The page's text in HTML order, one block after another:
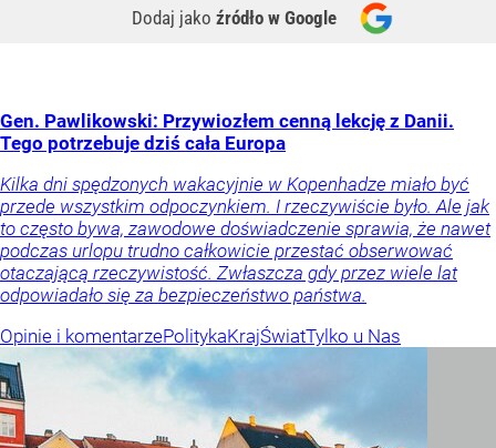
Dodaj jako źródło w Google
Gen. Pawlikowski: Przywiozłem cenną lekcję z Danii.
Tego potrzebuje dziś cała Europa
Kilka dni spędzonych wakacyjnie w Kopenhadze miało być
przede wszystkim odpoczynkiem. I rzeczywiście było. Ale jak
to często bywa, zawodowe doświadczenie sprawia, że nawet
podczas urlopu trudno całkowicie przestać obserwować
otaczającą rzeczywistość. Zwłaszcza gdy przez wiele lat
odpowiadało się za bezpieczeństwo państwa.
Opinie i komentarzePolitykaKrajŚwiatTylko u Nas